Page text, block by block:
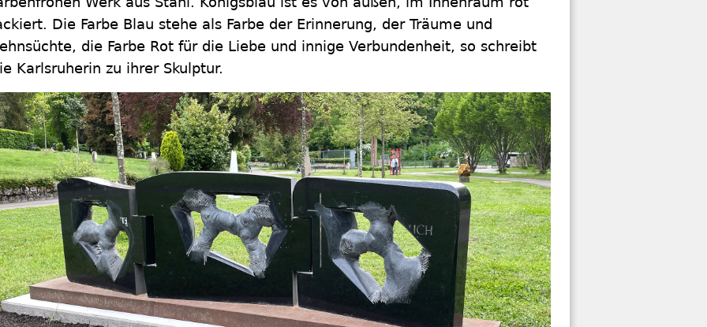
Die Farbe Blau stehe als Farbe der Erinnerung, der Träume und
die Farbe Rot für die Liebe und innige Verbundenheit, so schreibt
Karlsruherin zu ihrer Skulptur.